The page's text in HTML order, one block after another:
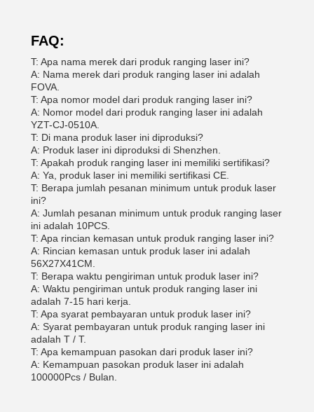
FAQ:
T: Apa nama merek dari produk ranging laser ini?
A: Nama merek dari produk ranging laser ini adalah
FOVA.
T: Apa nomor model dari produk ranging laser ini?
A: Nomor model dari produk ranging laser ini adalah
YZT-CJ-0510A.
T: Di mana produk laser ini diproduksi?
A: Produk laser ini diproduksi di Shenzhen.
T: Apakah produk ranging laser ini memiliki sertifikasi?
A: Ya, produk laser ini memiliki sertifikasi CE.
T: Berapa jumlah pesanan minimum untuk produk laser
ini?
A: Jumlah pesanan minimum untuk produk ranging laser
ini adalah 10PCS.
T: Apa rincian kemasan untuk produk ranging laser ini?
A: Rincian kemasan untuk produk laser ini adalah
56X27X41CM.
T: Berapa waktu pengiriman untuk produk laser ini?
A: Waktu pengiriman untuk produk ranging laser ini
adalah 7-15 hari kerja.
T: Apa syarat pembayaran untuk produk laser ini?
A: Syarat pembayaran untuk produk ranging laser ini
adalah T / T.
T: Apa kemampuan pasokan dari produk laser ini?
A: Kemampuan pasokan produk laser ini adalah
100000Pcs / Bulan.